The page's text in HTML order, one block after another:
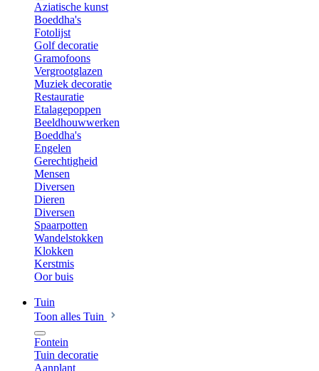
Aziatische kunst
Boeddha's
Fotolijst
Golf decoratie
Gramofoons
Vergrootglazen
Muziek decoratie
Restauratie
Etalagepoppen
Beeldhouwwerken
Boeddha's
Engelen
Gerechtigheid
Mensen
Diversen
Dieren
Diversen
Spaarpotten
Wandelstokken
Klokken
Kerstmis
Oor buis
Tuin
Toon alles Tuin
Fontein
Tuin decoratie
Aanplant